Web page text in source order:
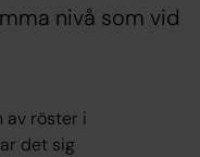
nivå som vid
av röster i
det sig